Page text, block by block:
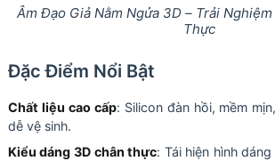
Âm Đạo Giả Nằm Ngửa 3D – Trải
Thực
Đặc Điểm Nổi Bật
Chất liệu cao cấp: Silicon đàn hồi, mềm
dễ vệ sinh.
Kiểu dáng 3D chân thực: Tái hiện hình